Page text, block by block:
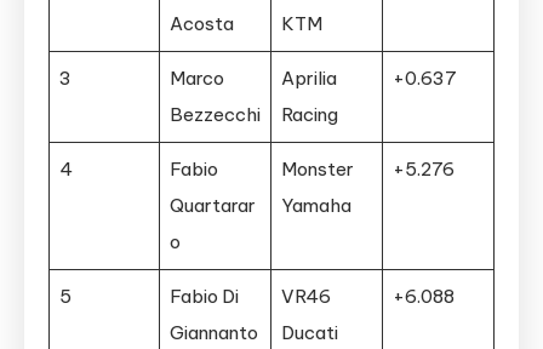
Acosta
KTM
3
Marco
Bezzecchi
Aprilia
Racing
+0.637
4
Fabio
Quartarar
o
Monster
Yamaha
+5.276
5
Fabio Di
Giannanto
VR46
Ducati
+6.088